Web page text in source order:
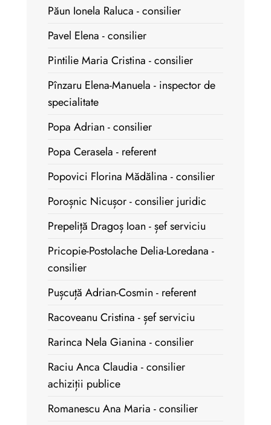
Păun Ionela Raluca - consilier
Pavel Elena - consilier
Pintilie Maria Cristina - consilier
Pînzaru Elena-Manuela - inspector de
specialitate
Popa Adrian - consilier
Popa Cerasela - referent
Popovici Florina Mădălina - consilier
Poroșnic Nicușor - consilier juridic
Prepeliță Dragoș Ioan - șef serviciu
Pricopie-Postolache Delia-Loredana -
consilier
Pușcuță Adrian-Cosmin - referent
Racoveanu Cristina - șef serviciu
Rarinca Nela Gianina - consilier
Raciu Anca Claudia - consilier
achiziții publice
Romanescu Ana Maria - consilier